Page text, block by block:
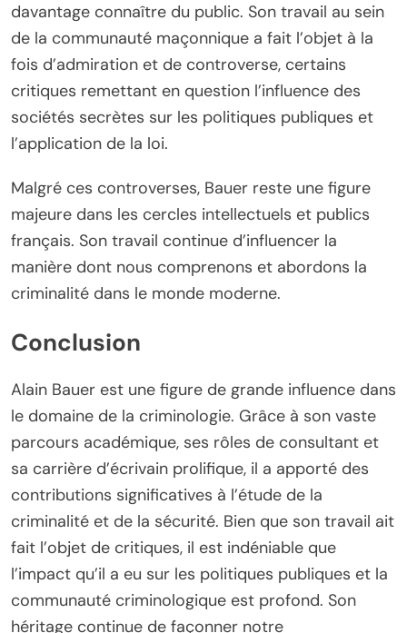
davantage connaître du public. Son travail au sein
de la communauté maçonnique a fait l’objet à la
fois d’admiration et de controverse, certains
critiques remettant en question l’influence des
sociétés secrètes sur les politiques publiques et
l’application de la loi.
Malgré ces controverses, Bauer reste une figure
majeure dans les cercles intellectuels et publics
français. Son travail continue d’influencer la
manière dont nous comprenons et abordons la
criminalité dans le monde moderne.
Conclusion
Alain Bauer est une figure de grande influence dans
le domaine de la criminologie. Grâce à son vaste
parcours académique, ses rôles de consultant et
sa carrière d’écrivain prolifique, il a apporté des
contributions significatives à l’étude de la
criminalité et de la sécurité. Bien que son travail ait
fait l’objet de critiques, il est indéniable que
l’impact qu’il a eu sur les politiques publiques et la
communauté criminologique est profond. Son
héritage continue de façonner notre